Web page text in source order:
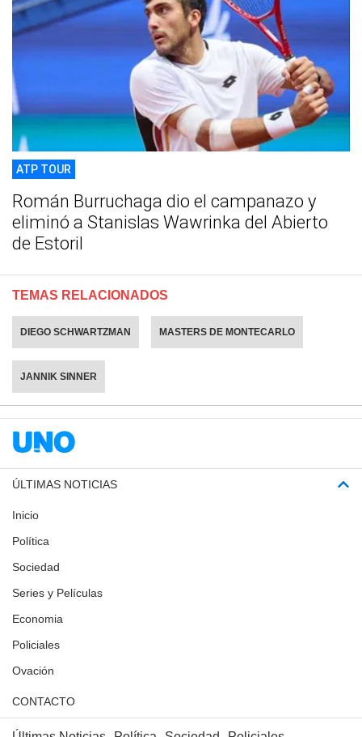
ATP TOUR
Román Burruchaga dio el campanazo y
eliminó a Stanislas Wawrinka del Abierto
de Estoril
TEMAS RELACIONADOS
DIEGO SCHWARTZMAN MASTERS DE MONTECARLO
JANNIK SINNER
ÚLTIMAS NOTICIAS
Inicio
Política
Sociedad
Series y Películas
Economia
Policiales
Ovación
CONTACTO